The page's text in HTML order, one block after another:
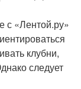
с «Лентой.ру»
клубни,
следует